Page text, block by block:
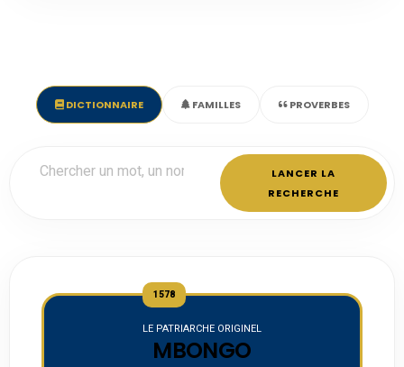
DICTIONNAIRE FAMILLES PROVERBES
LANCER LA
RECHERCHE
1578
LE PATRIARCHE ORIGINEL
MBONGO